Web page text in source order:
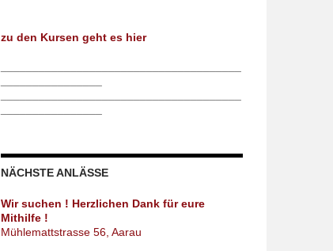
zu den Kursen geht es hier
NÄCHSTE ANLÄSSE
Wir suchen ! Herzlichen Dank für eure
Mithilfe !
Mühlemattstrasse 56, Aarau